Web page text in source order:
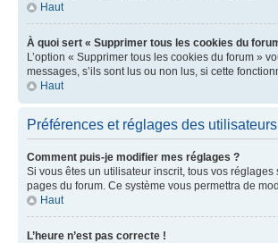
Haut
À quoi sert « Supprimer tous les cookies du
L’option « Supprimer tous les cookies du forum »
messages, s’ils sont lus ou non lus, si cette
Haut
Préférences et réglages des utilisateurs
Comment puis-je modifier mes réglages ?
Si vous êtes un utilisateur inscrit, tous vos
pages du forum. Ce système vous permettra de
Haut
L’heure n’est pas correcte !